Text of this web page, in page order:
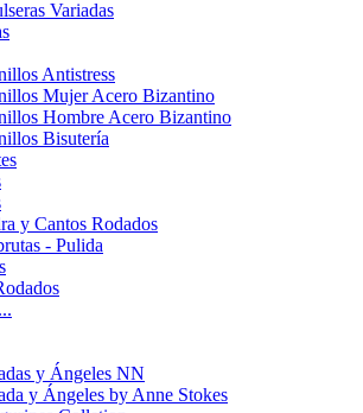
Variadas
Antistress
Mujer Acero Bizantino
Hombre Acero Bizantino
Bisutería
y Cantos Rodados
- Pulida
y Ángeles NN
y Ángeles by Anne Stokes